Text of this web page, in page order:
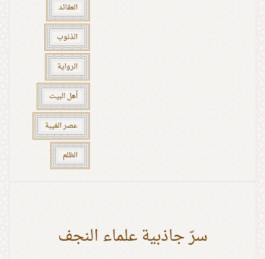
العقائد
الذنوب
الرواية
أهل البيت
عصر الغيبة
الظلم
سرّ جاذبية علماء النجف